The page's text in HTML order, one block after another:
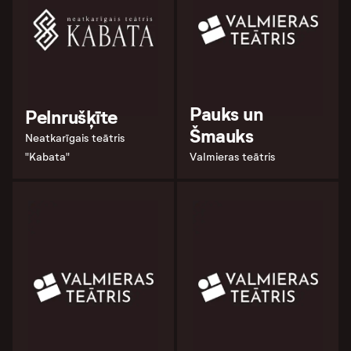
Pelnrušķīte
Neatkarīgais teātris
"Kabata"
Pauks un
Šmauks
Valmieras teātris